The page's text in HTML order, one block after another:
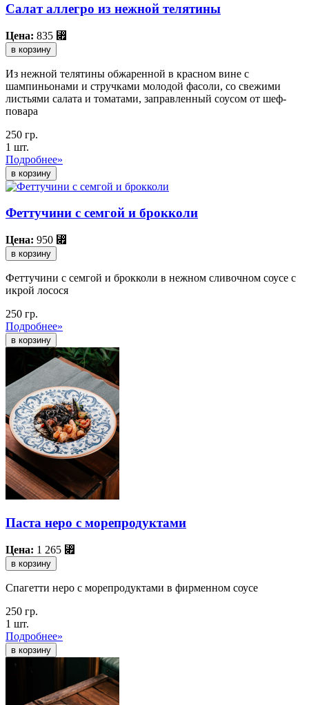
Салат аллегро из нежной телятины
Цена: 835 ⃏
в корзину
Из нежной телятины обжаренной в красном вине с
шампиньонами и стручками молодой фасоли, со свежими
листьями салата и томатами, заправленный соусом от шеф-
повара
250 гр.
1 шт.
Подробнее»
Феттучини с семгой и брокколи
Цена: 950 ⃏
в корзину
Феттучини с семгой и брокколи в нежном сливочном соусе с
икрой лосося
250 гр.
Подробнее»
Паста неро с морепродуктами
Цена: 1 265 ⃏
в корзину
Спагетти неро с морепродуктами в фирменном соусе
250 гр.
1 шт.
Подробнее»